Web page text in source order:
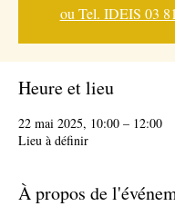
ou Tel. IDEIS 03
Heure et lieu
22 mai 2025, 10:00 – 12:00
Lieu à définir
À propos de